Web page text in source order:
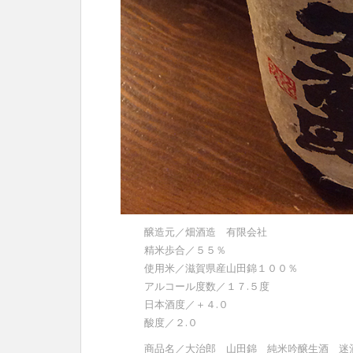
醸造元／畑酒造 有限会社
精米歩合／５５％
使用米／滋賀県産山田錦１００％
アルコール度数／１７.５度
日本酒度／＋４.０
酸度／２.０
商品名／大治郎 山田錦 純米吟醸生酒 迷